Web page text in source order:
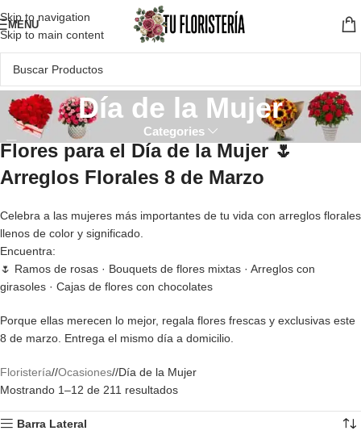
Skip to navigation
Skip to main content
MENU
Día de la Mujer
Categories
Flores para el Día de la Mujer 🌷
Arreglos Florales 8 de Marzo
Celebra a las mujeres más importantes de tu vida con arreglos florales
llenos de color y significado.
Encuentra:
🌷 Ramos de rosas · Bouquets de flores mixtas · Arreglos con
girasoles · Cajas de flores con chocolates
Porque ellas merecen lo mejor, regala flores frescas y exclusivas este
8 de marzo. Entrega el mismo día a domicilio.
Floristería/ Ocasiones/ Día de la Mujer
Mostrando 1–12 de 211 resultados
Barra Lateral